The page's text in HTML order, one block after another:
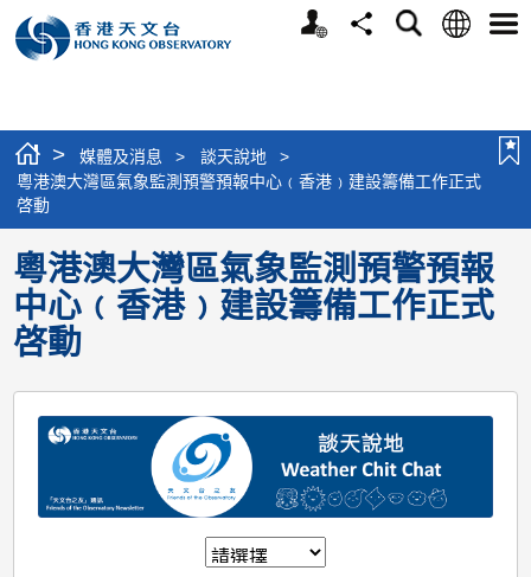
個
分
搜
語
選
> 媒體及消息 > 談天說地
>
粵港澳大灣區氣象監測預警預報中心﹙香港﹚建設籌備工作正式
啓動
粵港澳大灣區氣象監測預警預報
中心﹙香港﹚建設籌備工作正式
啓動